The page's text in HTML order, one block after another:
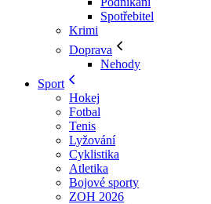
Spotřebitel
Krimi
Doprava
Nehody
Sport
Hokej
Fotbal
Tenis
Lyžování
Cyklistika
Atletika
Bojové sporty
ZOH 2026